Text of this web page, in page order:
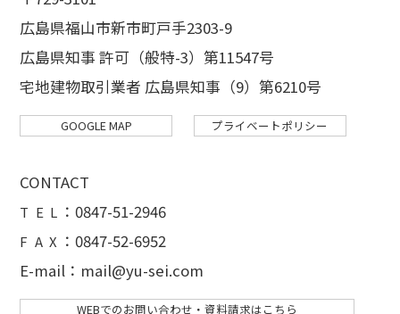
広島県福山市新市町戸手2303-9
広島県知事 許可（般特-3）第11547号
宅地建物取引業者 広島県知事（9）第6210号
GOOGLE MAP プライベートポリシー
CONTACT
T E L ： 0847-51-2946
F A X ：0847-52-6952
E-mail：mail@yu-sei.com
WEBでのお問い合わせ・資料請求はこちら